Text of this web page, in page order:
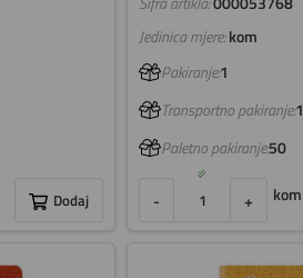
Dodaj
Jedinica mjere:kom
Pakiranje:1
Transportno pakiranje:1
Paletno pakiranje:50
- + kom